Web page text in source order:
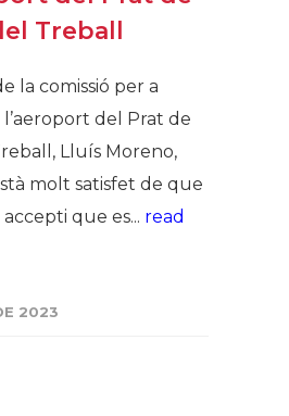
Treball
la comissió per a
l’aeroport del Prat de
Lluís Moreno,
molt satisfet de que
que es... read
2023